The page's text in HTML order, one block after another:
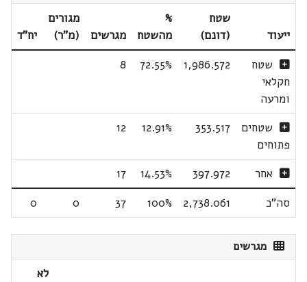
ייעוד
שטח
(דונם)
%
מהשטח
מגרשים
מגורים
(מ"ר)
יח"ד
שטח
חקלאי
ומרעה
1,986.572
72.55%
8
שטחים
פתוחים
353.517
12.91%
12
אחר 397.972
14.53%
17
סה"כ
2,738.061
100%
37
0
0
מגרשים
לא